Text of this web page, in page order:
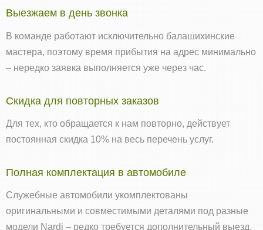
Выезжаем в день звонка
В команде работают исключительно балашихинские
мастера, поэтому время прибытия на адрес минимально
– нередко заявка выполняется уже через час.
Скидка для повторных заказов
Для тех, кто обращается к нам повторно, действует
постоянная скидка 10% на весь перечень услуг.
Полная комплектация в автомобиле
Служебные автомобили укомплектованы
оригинальными и совместимыми деталями под разные
модели Nardi – редко требуется дополнительный выезд.